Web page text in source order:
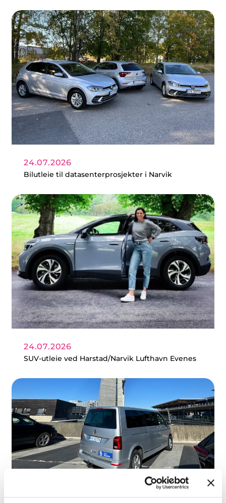
24.07.2026
Bilutleie til datasenterprosjekter i Narvik
24.07.2026
SUV-utleie ved Harstad/Narvik Lufthavn Evenes